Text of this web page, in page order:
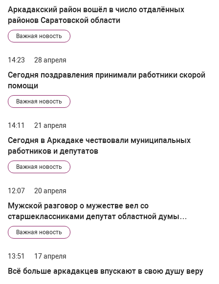
Аркадакский район вошёл в число отдалённых
районов Саратовской области
Важная новость
14:23 28 апреля
Сегодня поздравления принимали работники скорой
помощи
Важная новость
14:11 21 апреля
Сегодня в Аркадаке чествовали муниципальных
работников и депутатов
Важная новость
12:07 20 апреля
Мужской разговор о мужестве вел со
старшеклассниками депутат областной думы
Василий Кравцов
Важная новость
13:51 17 апреля
Всё больше аркадакцев впускают в свою душу веру